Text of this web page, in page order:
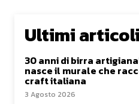
Ultimi articoli
30 anni di birra
nasce il murale che
craft italiana
3 Agosto 2026